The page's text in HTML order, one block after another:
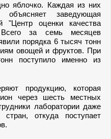
яблочко. Каждая из них
заведующая
"Центр оценки качества
за семь месяцев
порядка 6 тысяч тонн
овощей и фруктов. При
поступило именно из
продукцию, которая
через шесть местных
лаборатории даже
откуда поступает